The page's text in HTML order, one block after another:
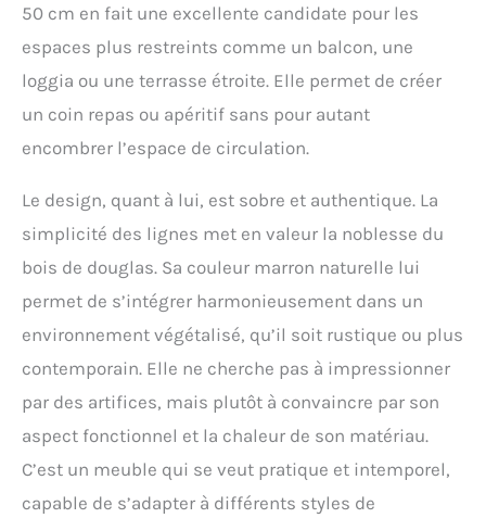
50 cm en fait une excellente candidate pour les
espaces plus restreints comme un balcon, une
loggia ou une terrasse étroite. Elle permet de créer
un coin repas ou apéritif sans pour autant
encombrer l’espace de circulation.
Le design, quant à lui, est sobre et authentique. La
simplicité des lignes met en valeur la noblesse du
bois de douglas. Sa couleur marron naturelle lui
permet de s’intégrer harmonieusement dans un
environnement végétalisé, qu’il soit rustique ou plus
contemporain. Elle ne cherche pas à impressionner
par des artifices, mais plutôt à convaincre par son
aspect fonctionnel et la chaleur de son matériau.
C’est un meuble qui se veut pratique et intemporel,
capable de s’adapter à différents styles de